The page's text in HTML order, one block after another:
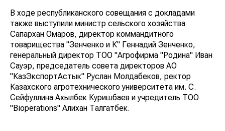
В ходе республиканского совещания с докладами
также выступили министр сельского хозяйства
Сапархан Омаров, директор коммандитного
товарищества "Зенченко и К" Геннадий Зенченко,
генеральный директор ТОО "Агрофирма "Родина" Иван
Сауэр, председатель совета директоров АО
"КазЭкспортАстык" Руслан Молдабеков, ректор
Казахского агротехнического университета им. С.
Сейфуллина Ахылбек Куришбаев и учредитель ТОО
"Bioperations" Алихан Талгатбек.